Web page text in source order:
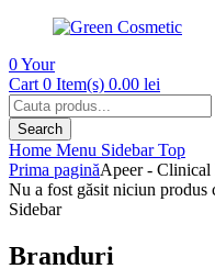
0Your
Cart 0 Item(s) 0.00 lei
Products
search
Search
Home Menu Sidebar Top
Prima paginăApeer - Clinical
Nu a fost găsit niciun produs
Sidebar
Branduri